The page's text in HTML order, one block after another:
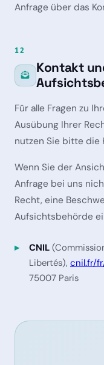
Anfrage über das
12
Kontakt
Für alle Fragen zu
Ausübung Ihrer
nutzen Sie bitte die
Wenn Sie der
Anfrage bei uns
Recht, eine
Aufsichtsbehörde
CNIL
Libertés), cnil.fr/
75007 Paris